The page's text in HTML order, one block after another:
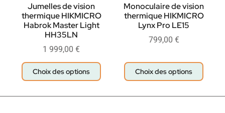
Jumelles de vision
thermique HIKMICRO
Habrok Master Light
HH35LN
1 999,00 €
Choix des options
Monoculaire de vision
thermique HIKMICRO
Lynx Pro LE15
799,00 €
Choix des options